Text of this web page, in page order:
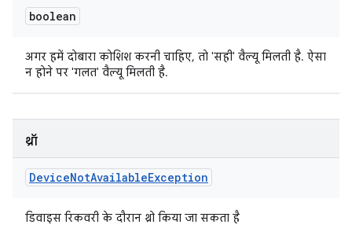
boolean
अगर हमें दोबारा कोशिश करनी चाहिए, तो 'सही' वैल्यू मिलती है. ऐसा
न होने पर 'गलत' वैल्यू मिलती है.
थ्रॉ
DeviceNotAvailableException
डिवाइस रिकवरी के दौरान थ्रो किया जा सकता है